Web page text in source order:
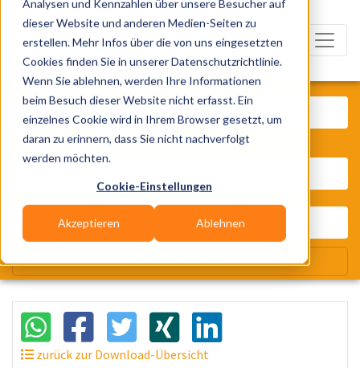
Analysen und Kennzahlen über unsere Besucher auf
dieser Website und anderen Medien-Seiten zu
erstellen. Mehr Infos über die von uns eingesetzten
Cookies finden Sie in unserer Datenschutzrichtlinie.
Wenn Sie ablehnen, werden Ihre Informationen
beim Besuch dieser Website nicht erfasst. Ein
einzelnes Cookie wird in Ihrem Browser gesetzt, um
daran zu erinnern, dass Sie nicht nachverfolgt
werden möchten.
Cookie-Einstellungen
Akzeptieren Ablehnen
zurück zur Download-Übersicht
Was? Künstler, Zelte, Bands,
Wir suchen für Dich